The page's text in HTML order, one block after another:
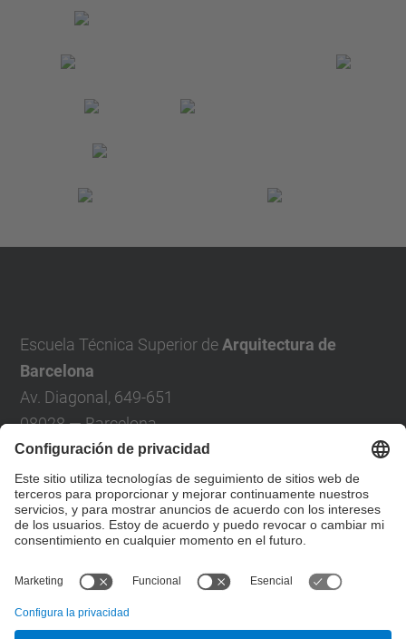
Escuela Técnica Superior deArquitectura de
Barcelona
Av. Diagonal, 649-651
08028 — Barcelona
Teléfono: +34 93 401 6333
Contacto:Demana ETSAB
© UPCEscuela Técnica Superior de Arquitectura de